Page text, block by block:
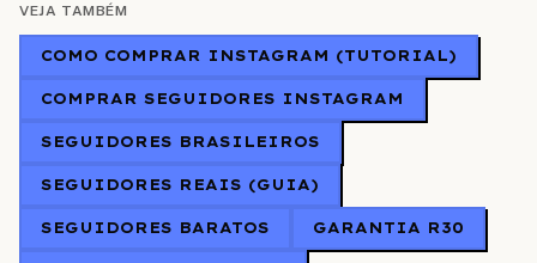
VEJA TAMBÉM
COMO COMPRAR INSTAGRAM (TUTORIAL)
COMPRAR SEGUIDORES INSTAGRAM
SEGUIDORES BRASILEIROS
SEGUIDORES REAIS (GUIA)
SEGUIDORES BARATOS GARANTIA R30